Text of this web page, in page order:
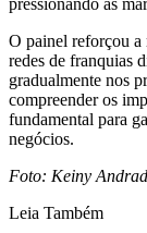
pressionando as
O painel reforçou a
redes de franquias
gradualmente nos
compreender os
fundamental para
negócios.
Foto: Keiny
Leia Também